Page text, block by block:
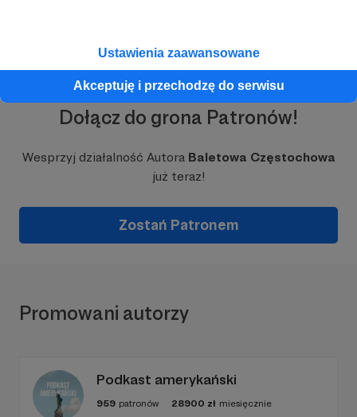
Ustawienia zaawansowane
Akceptuję i przechodzę do serwisu
Dołącz do grona Patronów!
Wesprzyj działalność Autora Baletowa Częstochowa
już teraz!
Zostań Patronem
Promowani autorzy
Podkast amerykański
959 patronów 28900 zł miesięcznie